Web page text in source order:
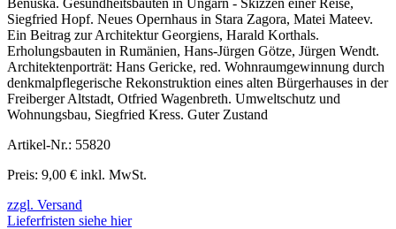
Siegfried Hopf. Neues Opernhaus in Stara Zagora, Matei Mateev.
Ein Beitrag zur Architektur Georgiens, Harald Korthals.
Erholungsbauten in Rumänien, Hans-Jürgen Götze, Jürgen Wendt.
Architektenporträt: Hans Gericke, red. Wohnraumgewinnung durch
denkmalpflegerische Rekonstruktion eines alten Bürgerhauses in der
Freiberger Altstadt, Otfried Wagenbreth. Umweltschutz und
Wohnungsbau, Siegfried Kress. Guter Zustand
Artikel-Nr.: 55820
Preis: 9,00 € inkl. MwSt.
zzgl. Versand
Lieferfristen siehe hier